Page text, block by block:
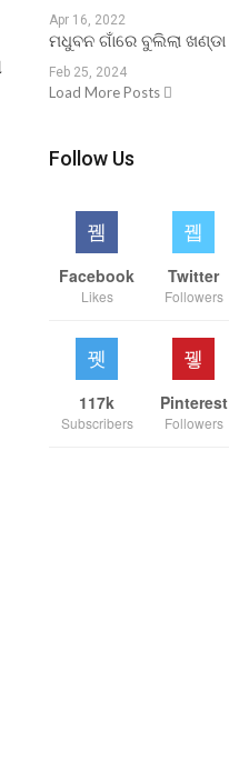
Apr 16, 2022
ମଧୁବନ ଗାଁରେ ବୁଲିଲା ଖଣ୍ଡା
Feb 25, 2024
Load More Posts
Follow Us
Facebook
Likes
Twitter
Followers
117k
Subscribers
Pinterest
Followers